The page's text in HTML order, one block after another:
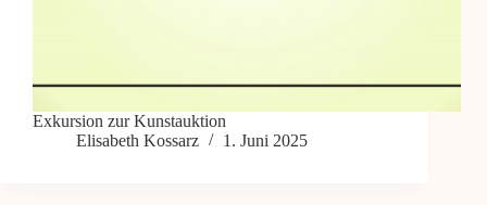
Exkursion zur Kunstauktion
Elisabeth Kossarz
1. Juni 2025